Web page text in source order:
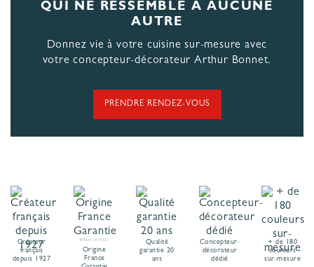
QUI NE RESSEMBLE À AUCUNE
AUTRE
Donnez vie à votre cuisine sur-mesure avec
votre concepteur-décorateur Arthur Bonnet.
PRENDRE RENDEZ-VOUS
Créateur
français
depuis 1927
BVCert. 6019325
Origine
France
Qualité
garantie 20
ans
Concepteur-
décorateur
dédié
+ de 180
couleurs
sur-mesure